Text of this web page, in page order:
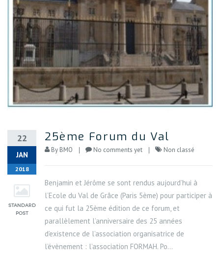
22
JAN
2018
25ème Forum du Val
By BMO No comments yet Non classé
Benjamin et Jérôme se sont rendus aujourd’hui à
l’Ecole du Val de Grâce (Paris 5ème) pour participer à
ce qui fut la 25ème édition de ce forum, et
parallèlement l’anniversaire des 25 années
d’existence de l’association organisatrice de
l’évènement : l’association FORMAH. Po...